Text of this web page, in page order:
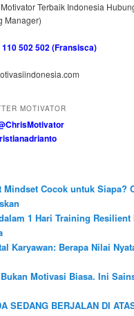
Terbaik Indonesia
Manager)
110 502 502 (Fransisca)
MOTIVATOR
Cocok untuk Siapa?
1 Hari Training Resilient
Karyawan: Berapa Nilai
Motivasi Biasa. Ini
SEDANG BERJALAN DI